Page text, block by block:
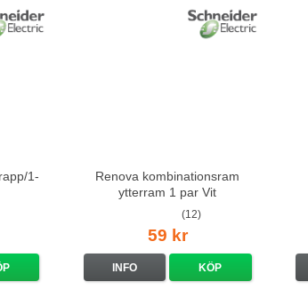
1-
Renova kombinationsram
ytterram 1 par Vit
(12)
59 kr
INFO KÖP